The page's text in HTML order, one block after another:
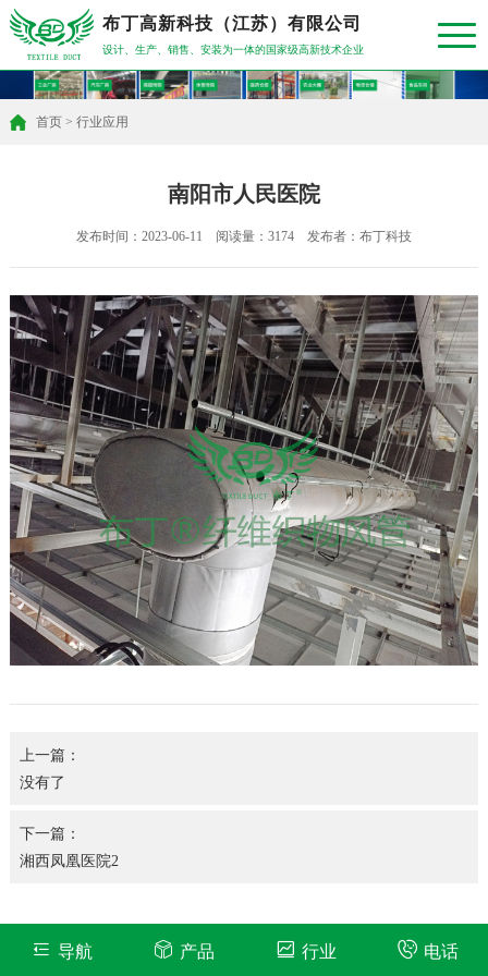
布丁高新科技（江苏）有限公司
设计、生产、销售、安装为一体的国家级高新技术企业
首页> 行业应用
南阳市人民医院
发布时间：2023-06-11 阅读量：3174 发布者：布丁科技
上一篇：
没有了
下一篇：
湘西凤凰医院2
导航 产品 行业 电话